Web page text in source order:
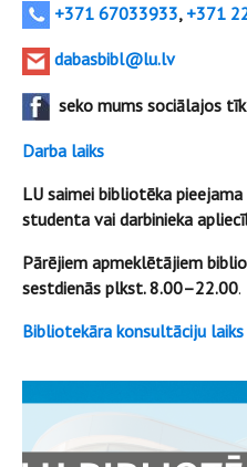
+371 67033933, +371
dabasbibl@lu.lv
seko mums sociālajos
Darba laiks
LU saimei bibliotēka
studenta vai darbinieka
Pārējiem apmeklētājiem
sestdienās plkst. 8.00–22.00.
Bibliotekāra konsultāciju laiks